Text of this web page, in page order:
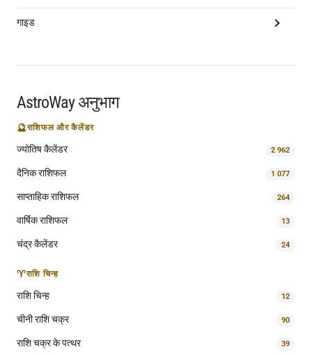
गाइड
AstroWay अनुभाग
🔮राशिफल और कैलेंडर
ज्योतिष कैलेंडर 2 962
दैनिक राशिफल 1 077
साप्ताहिक राशिफल 264
वार्षिक राशिफल 13
चंद्र कैलेंडर 24
♈राशि चिन्ह
राशि चिन्ह 12
चीनी राशि चक्र 90
राशि चक्र के पत्थर 39